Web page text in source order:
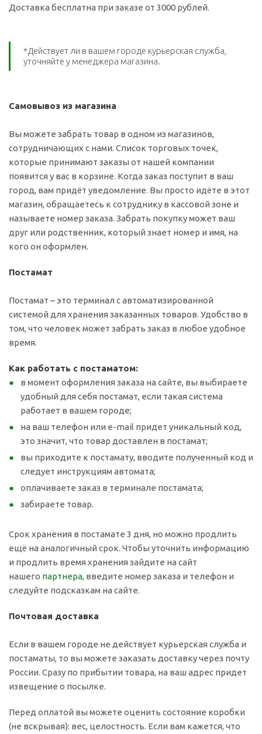
Доставка бесплатна при заказе от 3000 рублей.
*Действует ли в вашем городе курьерская служба,
уточняйте у менеджера магазина.
Самовывоз из магазина
Вы можете забрать товар в одном из магазинов,
сотрудничающих с нами. Список торговых точек,
которые принимают заказы от нашей компании
появится у вас в корзине. Когда заказ поступит в ваш
город, вам придёт уведомление. Вы просто идёте в этот
магазин, обращаетесь к сотруднику в кассовой зоне и
называете номер заказа. Забрать покупку может ваш
друг или родственник, который знает номер и имя, на
кого он оформлен.
Постамат
Постамат – это терминал с автоматизированной
системой для хранения заказанных товаров. Удобство в
том, что человек может забрать заказ в любое удобное
время.
Как работать с постаматом:
в момент оформления заказа на сайте, вы выбираете
удобный для себя постамат, если такая система
работает в вашем городе;
на ваш телефон или e-mail придет уникальный код,
это значит, что товар доставлен в постамат;
вы приходите к постамату, вводите полученный код и
следует инструкциям автомата;
оплачиваете заказ в терминале постамата;
забираете товар.
Срок хранения в постамате 3 дня, но можно продлить
ещё на аналогичный срок. Чтобы уточнить информацию
и продлить время хранения зайдите на сайт
нашего партнера, введите номер заказа и телефон и
следуйте подсказкам на сайте.
Почтовая доставка
Если в вашем городе не действует курьерская служба и
постаматы, то вы можете заказать доставку через почту
России. Сразу по прибытии товара, на ваш адрес придет
извещение о посылке.
Перед оплатой вы можете оценить состояние коробки
(не вскрывая): вес, целостность. Если вам кажется, что